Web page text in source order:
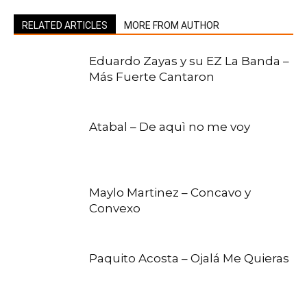
RELATED ARTICLES MORE FROM AUTHOR
Eduardo Zayas y su EZ La Banda –
Más Fuerte Cantaron
Atabal – De aquì no me voy
Maylo Martinez – Concavo y
Convexo
Paquito Acosta – Ojalá Me Quieras